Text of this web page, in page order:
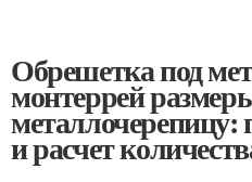
Обрешетка под
монтеррей
и расчет